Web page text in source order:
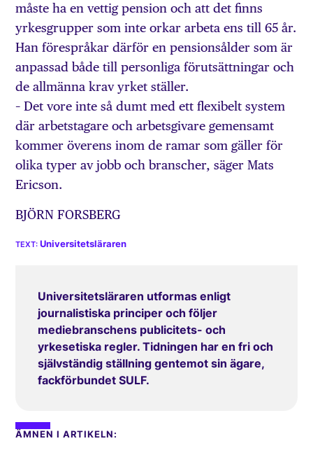
måste ha en vettig pension och att det finns
yrkesgrupper som inte orkar arbeta ens till 65 år.
Han förespråkar därför en pensionsålder som är
anpassad både till personliga förutsättningar och
de allmänna krav yrket ställer.
– Det vore inte så dumt med ett flexibelt system
där arbetstagare och arbetsgivare gemensamt
kommer överens inom de ramar som gäller för
olika typer av jobb och branscher, säger Mats
Ericson.
BJÖRN FORSBERG
Universitetsläraren
Universitetsläraren utformas enligt
journalistiska principer och följer
mediebranschens publicitets- och
yrkesetiska regler. Tidningen har en fri och
självständig ställning gentemot sin ägare,
fackförbundet SULF.
ÄMNEN I ARTIKELN: